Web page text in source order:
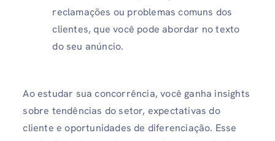
reclamações ou problemas comuns dos
clientes, que você pode abordar no texto
do seu anúncio.
Ao estudar sua concorrência, você ganha insights
sobre tendências do setor, expectativas do
cliente e oportunidades de diferenciação. Esse